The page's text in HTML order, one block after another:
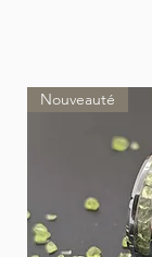
Nouveauté